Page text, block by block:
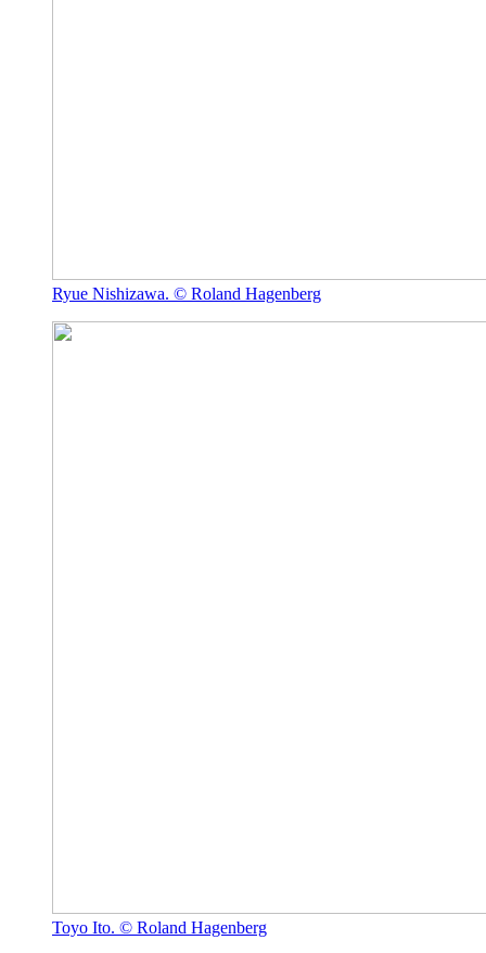
Ryue Nishizawa. © Roland Hagenberg
Toyo Ito. © Roland Hagenberg